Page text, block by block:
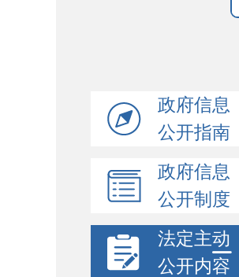
政府信息
公开指南
政府信息
公开制度
法定主动
公开内容